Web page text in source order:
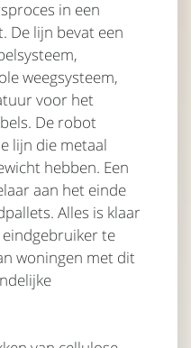
in een
De lijn bevat een
weegsysteem,
voor het
De robot
lijn die metaal
hebben. Een
aan het einde
Alles is klaar
te
woningen met dit